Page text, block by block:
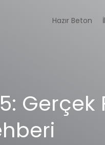
Hazır Beton
Gerçek